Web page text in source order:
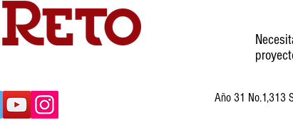
Año 31 No.1,313